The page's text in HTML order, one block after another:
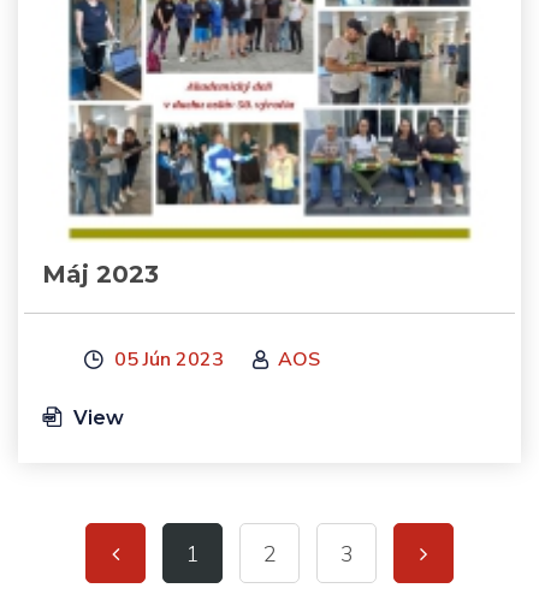
Máj 2023
05 Jún 2023 AOS
View
1 2 3